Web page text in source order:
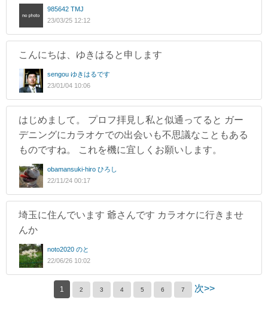
985642 TMJ
23/03/25 12:12
こんにちは、ゆきはると申します
sengou ゆきはるです
23/01/04 10:06
はじめまして。 プロフ拝見し私と似通ってると ガー
デニングにカラオケでの出会いも不思議なこともある
ものですね。 これを機に宜しくお願いします。
obamansuki-hiro ひろし
22/11/24 00:17
埼玉に住んでいます 爺さんです カラオケに行きませ
んか
noto2020 のと
22/06/26 10:02
1 2 3 4 5 6 7 次>>